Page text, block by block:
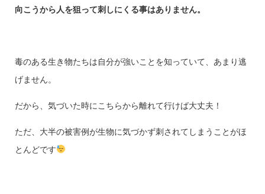
向こうから人を狙って刺しにくる事はありません。
毒のある生き物たちは自分が強いことを知っていて、あまり逃
げません。
だから、気づいた時にこちらから離れて行けば大丈夫！
ただ、大半の被害例が生物に気づかず刺されてしまうことがほ
とんどです